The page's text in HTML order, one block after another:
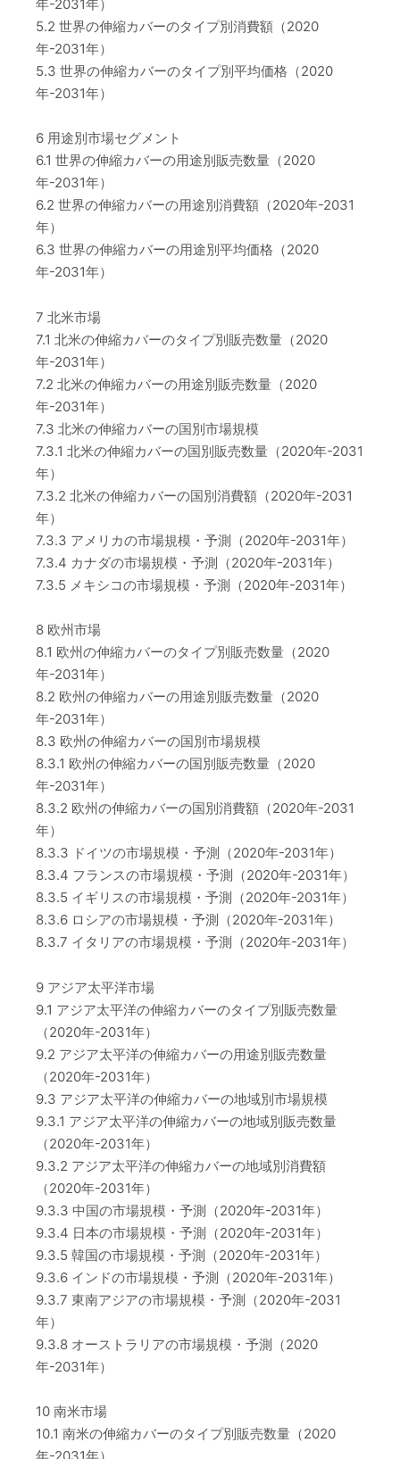
年-2031年）
5.2 世界の伸縮カバーのタイプ別消費額（2020
年-2031年）
5.3 世界の伸縮カバーのタイプ別平均価格（2020
年-2031年）
6 用途別市場セグメント
6.1 世界の伸縮カバーの用途別販売数量（2020
年-2031年）
6.2 世界の伸縮カバーの用途別消費額（2020年-2031
年）
6.3 世界の伸縮カバーの用途別平均価格（2020
年-2031年）
7 北米市場
7.1 北米の伸縮カバーのタイプ別販売数量（2020
年-2031年）
7.2 北米の伸縮カバーの用途別販売数量（2020
年-2031年）
7.3 北米の伸縮カバーの国別市場規模
7.3.1 北米の伸縮カバーの国別販売数量（2020年-2031
年）
7.3.2 北米の伸縮カバーの国別消費額（2020年-2031
年）
7.3.3 アメリカの市場規模・予測（2020年-2031年）
7.3.4 カナダの市場規模・予測（2020年-2031年）
7.3.5 メキシコの市場規模・予測（2020年-2031年）
8 欧州市場
8.1 欧州の伸縮カバーのタイプ別販売数量（2020
年-2031年）
8.2 欧州の伸縮カバーの用途別販売数量（2020
年-2031年）
8.3 欧州の伸縮カバーの国別市場規模
8.3.1 欧州の伸縮カバーの国別販売数量（2020
年-2031年）
8.3.2 欧州の伸縮カバーの国別消費額（2020年-2031
年）
8.3.3 ドイツの市場規模・予測（2020年-2031年）
8.3.4 フランスの市場規模・予測（2020年-2031年）
8.3.5 イギリスの市場規模・予測（2020年-2031年）
8.3.6 ロシアの市場規模・予測（2020年-2031年）
8.3.7 イタリアの市場規模・予測（2020年-2031年）
9 アジア太平洋市場
9.1 アジア太平洋の伸縮カバーのタイプ別販売数量
（2020年-2031年）
9.2 アジア太平洋の伸縮カバーの用途別販売数量
（2020年-2031年）
9.3 アジア太平洋の伸縮カバーの地域別市場規模
9.3.1 アジア太平洋の伸縮カバーの地域別販売数量
（2020年-2031年）
9.3.2 アジア太平洋の伸縮カバーの地域別消費額
（2020年-2031年）
9.3.3 中国の市場規模・予測（2020年-2031年）
9.3.4 日本の市場規模・予測（2020年-2031年）
9.3.5 韓国の市場規模・予測（2020年-2031年）
9.3.6 インドの市場規模・予測（2020年-2031年）
9.3.7 東南アジアの市場規模・予測（2020年-2031
年）
9.3.8 オーストラリアの市場規模・予測（2020
年-2031年）
10 南米市場
10.1 南米の伸縮カバーのタイプ別販売数量（2020